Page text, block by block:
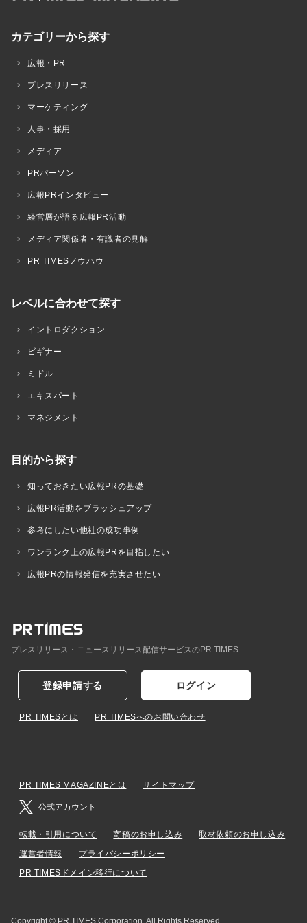
カテゴリーから探す
広報・PR
プレスリリース
マーケティング
人事・採用
メディア
PRパーソン
広報PRインタビュー
経営層が語る広報PR活動
メディア関係者・有識者の見解
PR TIMESノウハウ
レベルに合わせて探す
イントロダクション
ビギナー
ミドル
エキスパート
マネジメント
目的から探す
知っておきたい広報PRの基礎
広報PR活動をブラッシュアップ
参考にしたい他社の成功事例
ワンランク上の広報PRを目指したい
広報PRの情報発信を充実させたい
プレスリリース・ニュースリリース配信サービスのPR TIMES
登録申請する ログイン
PR TIMESとは PR TIMESへのお問い合わせ
PR TIMES MAGAZINEとは サイトマップ
公式アカウント
転載・引用について 寄稿のお申し込み
取材依頼のお申し込み
運営者情報
プライバシーポリシー
PR TIMESドメイン移行について
Copyright © PR TIMES Corporation. All Rights Reserved.